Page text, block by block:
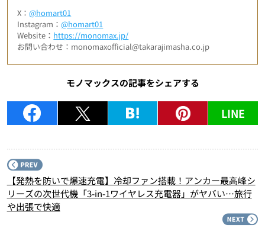
X：@homart01
Instagram：@homart01
Website： https://monomax.jp/
お問い合わせ：monomaxofficial@takarajimasha.co.jp
モノマックスの記事をシェアする
LINE
【発熱を防いで爆速充電】冷却ファン搭載！アンカー最⾼峰シ
リーズの次世代機「3-in-1ワイヤレス充電器」がヤバい…旅行
や出張で快適